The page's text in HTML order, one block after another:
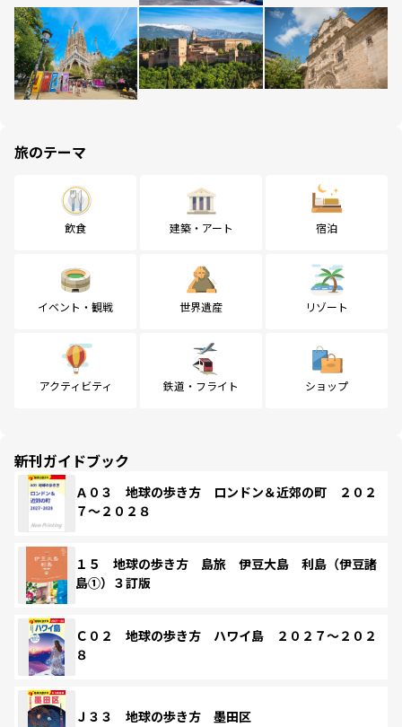
旅のテーマ
飲食 建築・アート 宿泊
イベント・観戦 世界遺産 リゾート
アクティビティ 鉄道・フライト ショップ
新刊ガイドブック
Ａ０３ 地球の歩き方 ロンドン＆近郊の町 ２０２
７～２０２８
１５ 地球の歩き方 島旅 伊豆大島 利島（伊豆諸
島①）３訂版
Ｃ０２ 地球の歩き方 ハワイ島 ２０２７～２０２
８
Ｊ３３ 地球の歩き方 墨田区